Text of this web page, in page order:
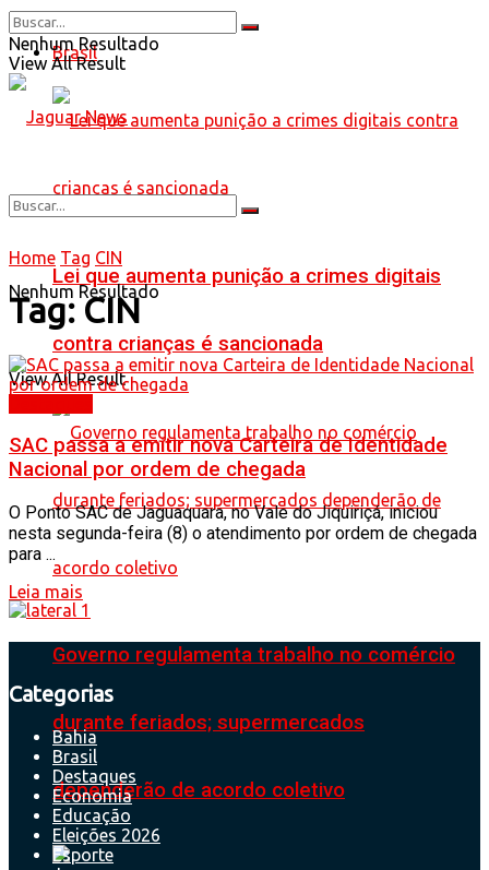
Brasil
Lei que aumenta punição a crimes digitais
contra crianças é sancionada
Governo regulamenta trabalho no comércio
durante feriados; supermercados
dependerão de acordo coletivo
Nenhum Resultado
View All Result
Nenhum Resultado
View All Result
Home Tag CIN
Tag:CIN
SAC passa a emitir nova Carteira de Identidade
Nacional por ordem de chegada
O Ponto SAC de Jaguaquara, no Vale do Jiquiriçá, iniciou
nesta segunda-feira (8) o atendimento por ordem de chegada
para ...
Leia mais
Categorias
Bahia
Brasil
Destaques
Economia
Educação
Eleições 2026
Esporte